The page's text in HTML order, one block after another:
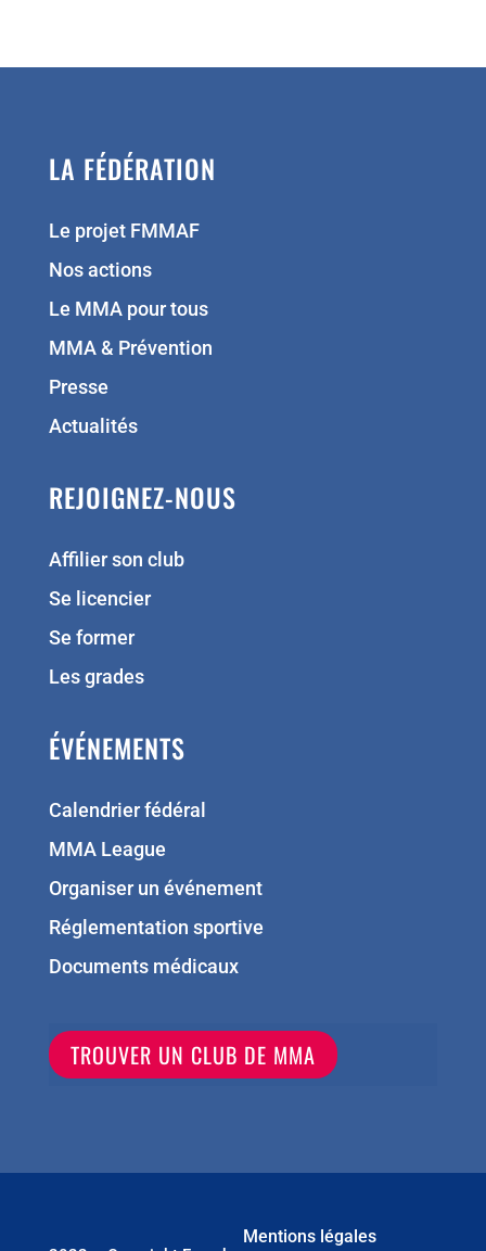
LA FÉDÉRATION
Le projet FMMAF
Nos actions
Le MMA pour tous
MMA & Prévention
Presse
Actualités
REJOIGNEZ-NOUS
Affilier son club
Se licencier
Se former
Les grades
ÉVÉNEMENTS
Calendrier fédéral
MMA League
Organiser un événement
Réglementation sportive
Documents médicaux
TROUVER UN CLUB DE MMA
Mentions légales